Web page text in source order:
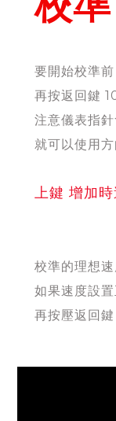
要開始校準
再按返回鍵
注意儀表指
就可以使用
上鍵 增加
校準的理想
如果速度設
再按壓返回